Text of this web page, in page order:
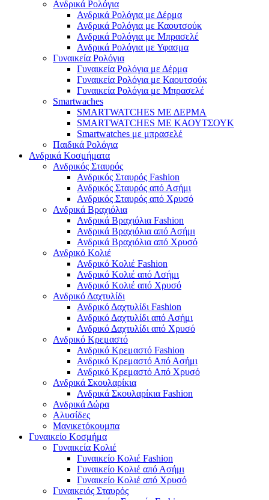
Ανδρικά Ρολόγια
Ανδρικά Ρολόγια με Δέρμα
Ανδρικά Ρολόγια με Καουτσούκ
Ανδρικά Ρολόγια με Μπρασελέ
Ανδρικά Ρολόγια με Υφασμα
Γυναικεία Ρολόγια
Γυναικεία Ρολόγια με Δέρμα
Γυναικεία Ρολόγια με Καουτσούκ
Γυναικεία Ρολόγια με Μπρασελέ
Smartwaches
SMARTWATCHES ΜΕ ΔΕΡΜΑ
SMARTWATCHES ΜΕ ΚΑΟΥΤΣΟΥΚ
Smartwatches με μπρασελέ
Παιδικά Ρολόγια
Ανδρικά Κοσμήματα
Ανδρικός Σταυρός
Ανδρικός Σταυρός Fashion
Ανδρικός Σταυρός από Ασήμι
Ανδρικός Σταυρός από Χρυσό
Ανδρικά Βραχιόλια
Ανδρικά Βραχιόλια Fashion
Ανδρικά Βραχιόλια από Ασήμι
Ανδρικά Βραχιόλια από Χρυσό
Ανδρικό Κολιέ
Ανδρικό Κολιέ Fashion
Ανδρικό Κολιέ από Ασήμι
Ανδρικό Κολιέ από Χρυσό
Ανδρικό Δαχτυλίδι
Ανδρικό Δαχτυλίδι Fashion
Ανδρικό Δαχτυλίδι από Ασήμι
Ανδρικό Δαχτυλίδι από Χρυσό
Ανδρικό Κρεμαστό
Ανδρικό Κρεμαστό Fashion
Ανδρικό Κρεμαστό Από Ασήμι
Ανδρικό Κρεμαστό Από Χρυσό
Ανδρικά Σκουλαρίκια
Ανδρικά Σκουλαρίκια Fashion
Ανδρικά Δώρα
Αλυσίδες
Μανικετόκουμπα
Γυναικείο Κοσμήμα
Γυναικεία Κολιέ
Γυναικείο Κολιέ Fashion
Γυναικείο Κολιέ από Ασήμι
Γυναικείο Κολιέ από Χρυσό
Γυναικειός Σταυρός